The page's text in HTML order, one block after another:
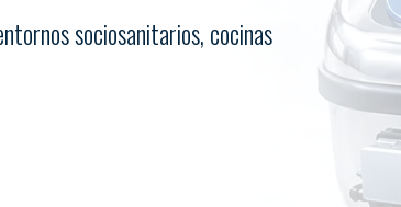
sociosanitarios, cocinas